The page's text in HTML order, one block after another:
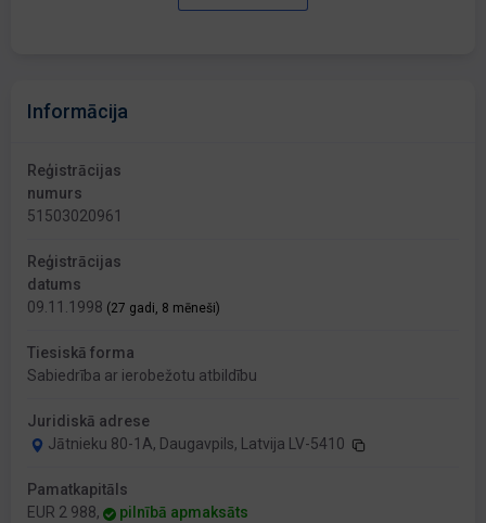
Informācija
Reģistrācijas
numurs
51503020961
Reģistrācijas
datums
09.11.1998 (27 gadi, 8 mēneši)
Tiesiskā forma
Sabiedrība ar ierobežotu atbildību
Juridiskā adrese
Jātnieku 80-1A, Daugavpils, Latvija LV-5410
Pamatkapitāls
EUR 2 988,
pilnībā apmaksāts